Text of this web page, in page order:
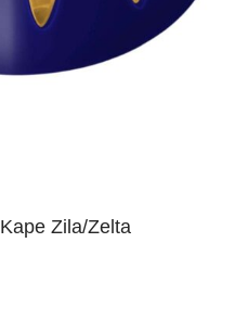
Zila/Zelta